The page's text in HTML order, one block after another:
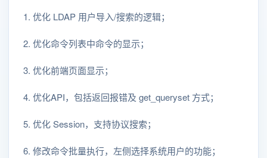
1. 优化 LDAP 用户导入/搜索的逻辑；
2. 优化命令列表中命令的显示；
3. 优化前端页面显示；
4. 优化API，包括返回报错及 get_queryset 方式；
5. 优化 Session，支持协议搜索；
6. 修改命令批量执行，左侧选择系统用户的功能；